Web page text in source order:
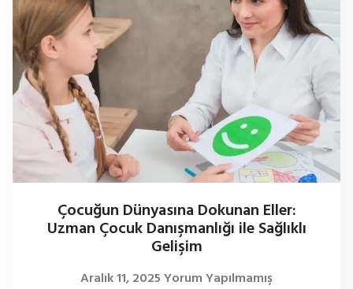
Çocuğun Dünyasına Dokunan Eller:
Uzman Çocuk Danışmanlığı ile Sağlıklı
Gelişim
Aralık 11, 2025Yorum Yapılmamış